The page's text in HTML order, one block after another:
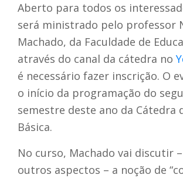
Aberto para todos os
será ministrado pelo professor
Machado, da Faculdade de
através do canal da cátedra no
é necessário fazer inscrição. O
o início da programação do
semestre deste ano da Cátedra
Básica.
No curso, Machado vai discutir
outros aspectos – a noção de